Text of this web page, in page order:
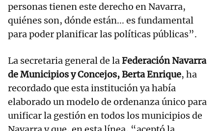
personas tienen este derecho en Navarra,
quiénes son, dónde están... es fundamental
para poder planificar las políticas públicas”.
La secretaria general de la Federación Navarra
de Municipios y Concejos, Berta Enrique, ha
recordado que esta institución ya había
elaborado un modelo de ordenanza único para
unificar la gestión en todos los municipios de